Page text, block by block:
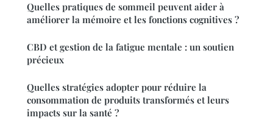
Quelles pratiques de sommeil peuvent aider à
améliorer la mémoire et les fonctions cognitives ?
CBD et gestion de la fatigue mentale : un soutien
précieux
Quelles stratégies adopter pour réduire la
consommation de produits transformés et leurs
impacts sur la santé ?